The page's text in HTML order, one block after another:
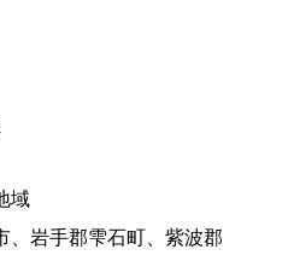
域
、岩手郡雫石町、紫波郡